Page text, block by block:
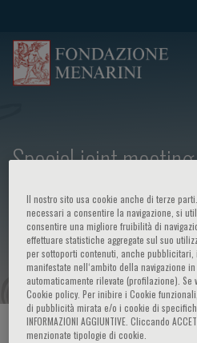
Special joint
Society for
Federation of
transduction and
HOME PAGE / CURSOS Y EVENTOS
Il nostro sito usa cookie anche di terze
necessari a consentire la navigazione, si
consentire una migliore fruibilità di
effettuare statistiche aggregate sul suo
per sottoporti contenuti, anche
manifestate nell‘ambito della navigazione
automaticamente rilevate (profilazione).
Cookie policy. Per inibire i Cookie
di pubblicità mirata e/o i cookie di
INFORMAZIONI AGGIUNTIVE. Cliccando
menzionate tipologie di cookie.